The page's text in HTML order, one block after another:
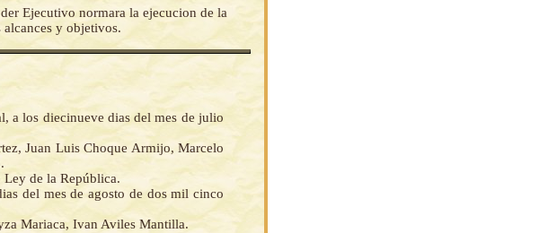
Ejecutivo normara la ejecucion de la
alcances y objetivos.
a los diecinueve dias del mes de julio
Juan Luis Choque Armijo, Marcelo
Ley de la República.
del mes de agosto de dos mil cinco
Mariaca, Ivan Aviles Mantilla.